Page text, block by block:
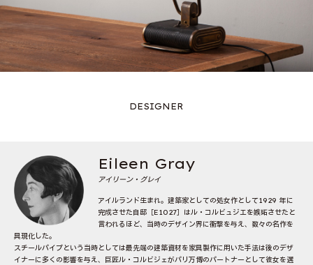
DESIGNER
Eileen Gray
アイリーン・グレイ
アイルランド生まれ。建築家としての処女作として1929 年に
完成させた自邸［E1027］はル・コルビュジエを嫉妬させたと
言われるほど、当時のデザイン界に衝撃を与え、数々の名作を
具現化した。
スチールパイプという当時としては最先端の建築資材を家具製作に用いた手法は後のデザ
イナーに多くの影響を与え、巨匠ル・コルビジェがパリ万博のパートナーとして彼女を選